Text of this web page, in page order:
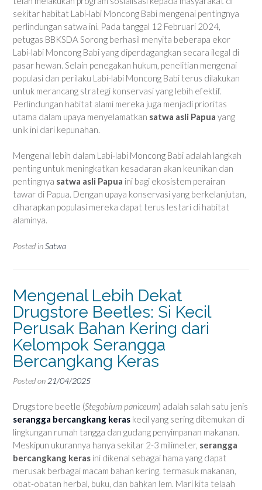
sekitar habitat Labi-labi Moncong Babi mengenai pentingnya
perlindungan satwa ini. Pada tanggal 12 Februari 2024,
petugas BBKSDA Sorong berhasil menyita beberapa ekor
Labi-labi Moncong Babi yang diperdagangkan secara ilegal di
pasar hewan. Selain penegakan hukum, penelitian mengenai
populasi dan perilaku Labi-labi Moncong Babi terus dilakukan
untuk merancang strategi konservasi yang lebih efektif.
Perlindungan habitat alami mereka juga menjadi prioritas
utama dalam upaya menyelamatkan satwa asli Papua yang
unik ini dari kepunahan.
Mengenal lebih dalam Labi-labi Moncong Babi adalah langkah
penting untuk meningkatkan kesadaran akan keunikan dan
pentingnya satwa asli Papua ini bagi ekosistem perairan
tawar di Papua. Dengan upaya konservasi yang berkelanjutan,
diharapkan populasi mereka dapat terus lestari di habitat
alaminya.
Posted inSatwa
Mengenal Lebih Dekat
Drugstore Beetles: Si Kecil
Perusak Bahan Kering dari
Kelompok Serangga
Bercangkang Keras
Posted on 21/04/2025
Drugstore beetle (Stegobium paniceum) adalah salah satu jenis
serangga bercangkang keras kecil yang sering ditemukan di
lingkungan rumah tangga dan gudang penyimpanan makanan.
Meskipun ukurannya hanya sekitar 2-3 milimeter, serangga
bercangkang keras ini dikenal sebagai hama yang dapat
merusak berbagai macam bahan kering, termasuk makanan,
obat-obatan herbal, buku, dan bahkan lem. Mari kita telaah